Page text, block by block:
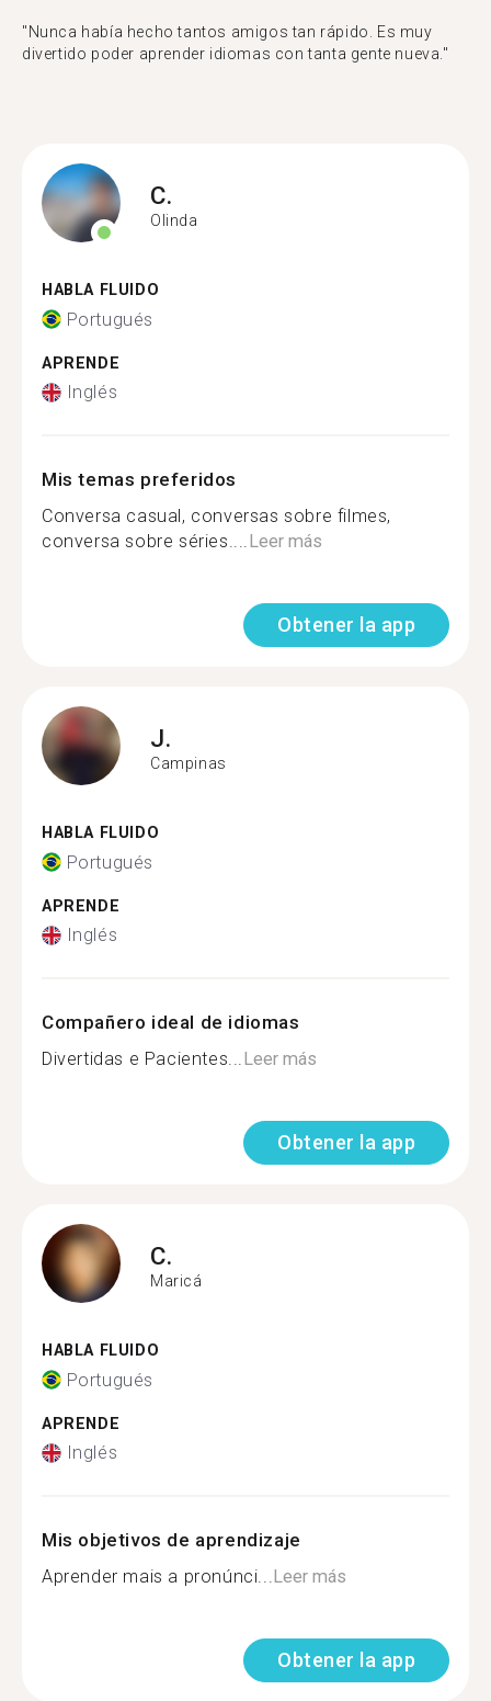
"Nunca había hecho tantos amigos tan rápido. Es muy
divertido poder aprender idiomas con tanta gente nueva."
C.
Olinda
HABLA FLUIDO
Portugués
APRENDE
Inglés
Mis temas preferidos
Conversa casual, conversas sobre filmes,
conversa sobre séries....Leer más
Obtener la app
J.
Campinas
HABLA FLUIDO
Portugués
APRENDE
Inglés
Compañero ideal de idiomas
Divertidas e Pacientes...Leer más
Obtener la app
C.
Maricá
HABLA FLUIDO
Portugués
APRENDE
Inglés
Mis objetivos de aprendizaje
Aprender mais a pronúnci...Leer más
Obtener la app